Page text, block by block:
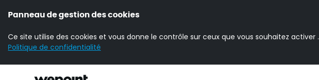
Panneau de gestion des cookies
Ce site utilise des cookies et vous donne le contrôle sur ceux que vous souhaitez activer .
Politique de confidentialité